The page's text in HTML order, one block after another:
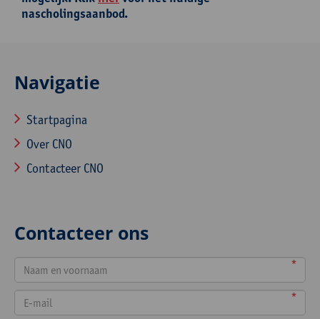
nascholingsaanbod.
Navigatie
Startpagina
Over CNO
Contacteer CNO
Contacteer ons
*
*